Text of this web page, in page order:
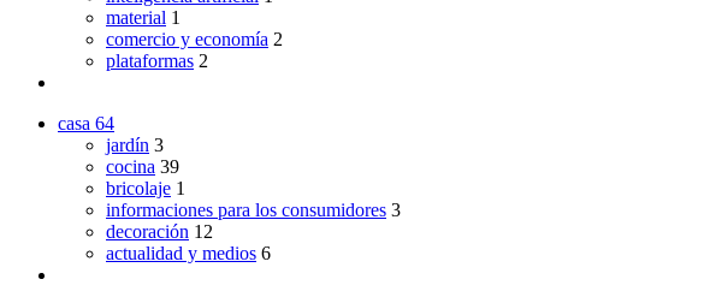
material 1
comercio y economía 2
plataformas 2
casa 64
jardín 3
cocina 39
bricolaje 1
informaciones para los consumidores 3
decoración 12
actualidad y medios 6